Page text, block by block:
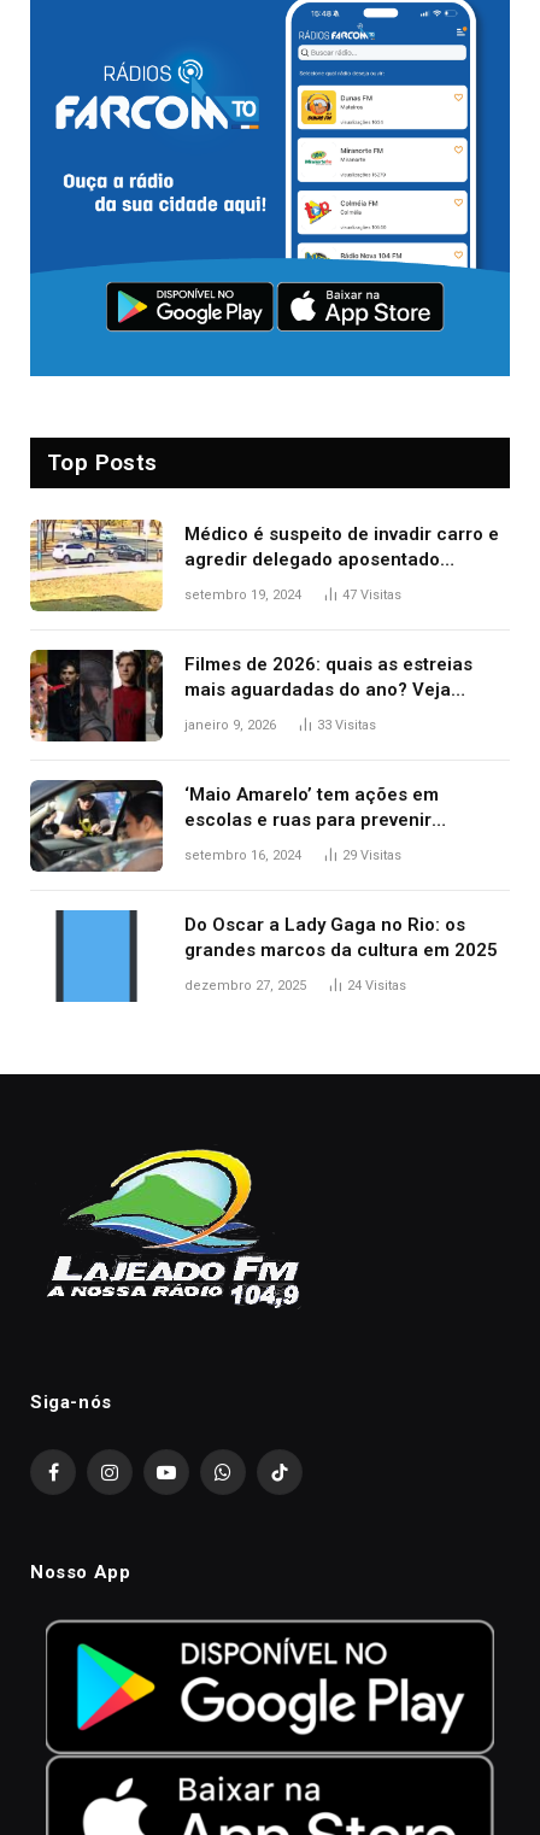
Top Posts
Médico é suspeito de invadir carro e
agredir delegado aposentado
durante confusão no trânsito
setembro 19, 2024 47 Visitas
Filmes de 2026: quais as estreias
mais aguardadas do ano? Veja
principais lançamentos do cinema
janeiro 9, 2026 33 Visitas
‘Maio Amarelo’ tem ações em
escolas e ruas para prevenir
acidentes no trânsito no AP
setembro 16, 2024 29 Visitas
Do Oscar a Lady Gaga no Rio: os
grandes marcos da cultura em 2025
dezembro 27, 2025 24 Visitas
Siga-nós
FacebookInstagramYouTubeWhatsAppTikTok
Nosso App